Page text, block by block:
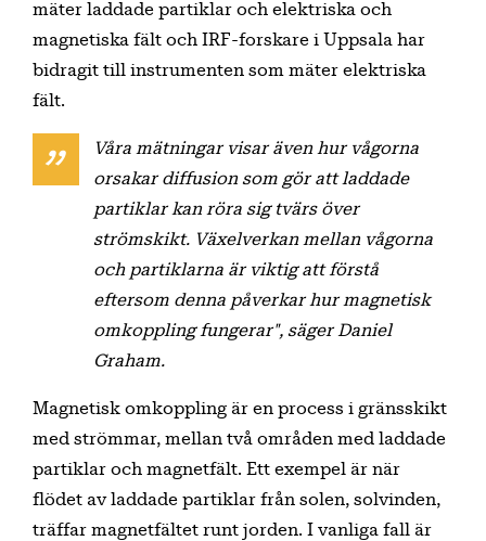
mäter laddade partiklar och elektriska och
magnetiska fält och IRF-forskare i Uppsala har
bidragit till instrumenten som mäter elektriska
fält.
Våra mätningar visar även hur vågorna
orsakar diffusion som gör att laddade
partiklar kan röra sig tvärs över
strömskikt. Växelverkan mellan vågorna
och partiklarna är viktig att förstå
eftersom denna påverkar hur magnetisk
omkoppling fungerar", säger Daniel
Graham.
Magnetisk omkoppling är en process i gränsskikt
med strömmar, mellan två områden med laddade
partiklar och magnetfält. Ett exempel är när
flödet av laddade partiklar från solen, solvinden,
träffar magnetfältet runt jorden. I vanliga fall är